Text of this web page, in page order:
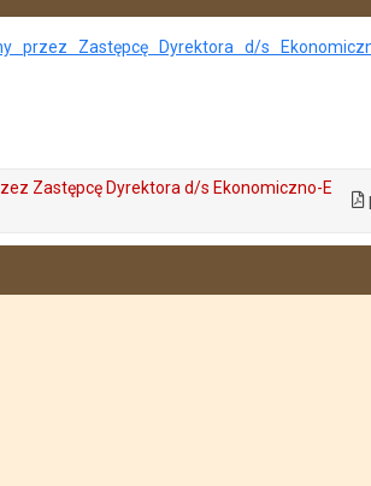
Zastępcę Dyrektora d/s
Zastępcę Dyrektora d/s Ekonomiczno-E